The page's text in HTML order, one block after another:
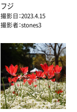
フジ
撮影日：2023.4.15
撮影者：stones3